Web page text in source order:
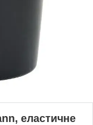
еластичне